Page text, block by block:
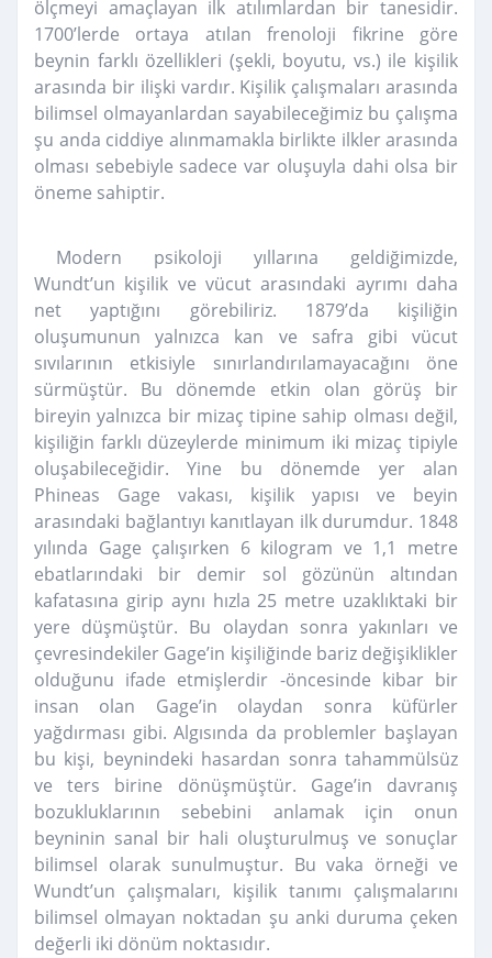
ölçmeyi amaçlayan ilk atılımlardan bir tanesidir.
1700’lerde ortaya atılan frenoloji fikrine göre
beynin farklı özellikleri (şekli, boyutu, vs.) ile kişilik
arasında bir ilişki vardır. Kişilik çalışmaları arasında
bilimsel olmayanlardan sayabileceğimiz bu çalışma
şu anda ciddiye alınmamakla birlikte ilkler arasında
olması sebebiyle sadece var oluşuyla dahi olsa bir
öneme sahiptir.
Modern psikoloji yıllarına geldiğimizde,
Wundt’un kişilik ve vücut arasındaki ayrımı daha
net yaptığını görebiliriz. 1879’da kişiliğin
oluşumunun yalnızca kan ve safra gibi vücut
sıvılarının etkisiyle sınırlandırılamayacağını öne
sürmüştür. Bu dönemde etkin olan görüş bir
bireyin yalnızca bir mizaç tipine sahip olması değil,
kişiliğin farklı düzeylerde minimum iki mizaç tipiyle
oluşabileceğidir. Yine bu dönemde yer alan
Phineas Gage vakası, kişilik yapısı ve beyin
arasındaki bağlantıyı kanıtlayan ilk durumdur. 1848
yılında Gage çalışırken 6 kilogram ve 1,1 metre
ebatlarındaki bir demir sol gözünün altından
kafatasına girip aynı hızla 25 metre uzaklıktaki bir
yere düşmüştür. Bu olaydan sonra yakınları ve
çevresindekiler Gage’in kişiliğinde bariz değişiklikler
olduğunu ifade etmişlerdir -öncesinde kibar bir
insan olan Gage’in olaydan sonra küfürler
yağdırması gibi. Algısında da problemler başlayan
bu kişi, beynindeki hasardan sonra tahammülsüz
ve ters birine dönüşmüştür. Gage’in davranış
bozukluklarının sebebini anlamak için onun
beyninin sanal bir hali oluşturulmuş ve sonuçlar
bilimsel olarak sunulmuştur. Bu vaka örneği ve
Wundt’un çalışmaları, kişilik tanımı çalışmalarını
bilimsel olmayan noktadan şu anki duruma çeken
değerli iki dönüm noktasıdır.